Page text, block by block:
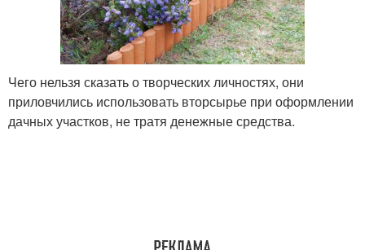
Чего нельзя сказать о творческих личностях, они
приловчились использовать вторсырье при оформлении
дачных участков, не тратя денежные средства.